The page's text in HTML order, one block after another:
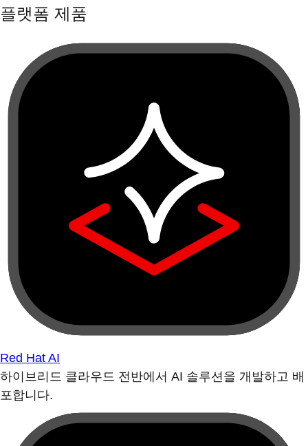
플랫폼 제품
Red Hat AI
하이브리드 클라우드 전반에서 AI 솔루션을 개발하고 배
포합니다.